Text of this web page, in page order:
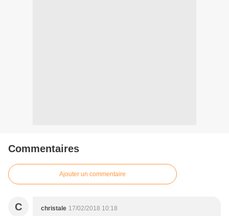
Commentaires
Ajouter un commentaire
C christale 17/02/2018 10:18